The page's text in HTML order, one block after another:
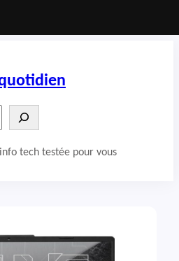
tech testée pour vous